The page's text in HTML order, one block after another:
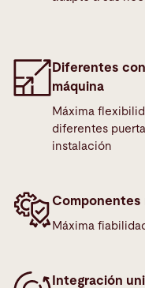
Diferentes
máquina
Máxima
diferentes
instalación
Componentes
Máxima
Integración